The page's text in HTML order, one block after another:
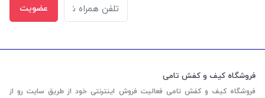
عضویت
فروشگاه کیف و کفش تامی
فروشگاه کیف و کفش تامی فعالیت فروش اینترنتی خود از طریق سایت رو از